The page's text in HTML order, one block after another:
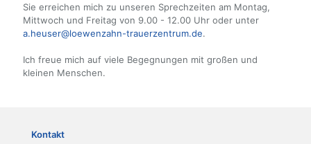
Sie erreichen mich zu unseren Sprechzeiten am Montag,
Mittwoch und Freitag von 9.00 - 12.00 Uhr oder unter
a.heuser@loewenzahn-trauerzentrum.de.
Ich freue mich auf viele Begegnungen mit großen und
kleinen Menschen.
Kontakt